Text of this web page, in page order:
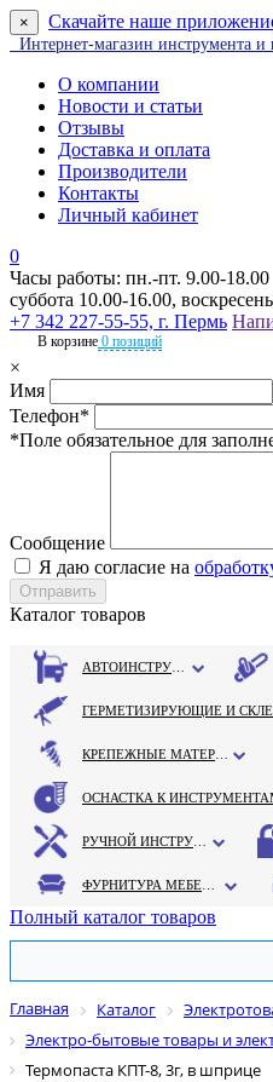
× Скачайте наше
Интернет-магазин инструмента и
О компании
Новости и статьи
Отзывы
Доставка и оплата
Производители
Контакты
Личный кабинет
0
Часы работы: пн.-пт. 9.00-18.00
суббота 10.00-16.00,
+7 342 227-55-55, г. Пермь
В корзине 0 позиций
×
Имя
Телефон*
*Поле обязательное для
Сообщение
Я даю согласие на
Каталог товаров
Полный каталог товаров
Главная Каталог
Электро-бытовые товары и
Термопаста КПТ-8, 3г, в шприце